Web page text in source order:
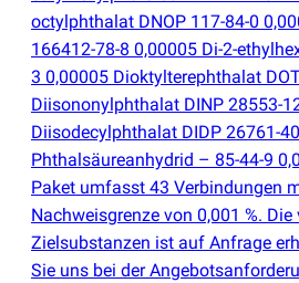
octylphthalat DNOP 117-84-0
166412-78-8 0,00005 Di-2-
3 0,00005 Dioktylterephthalat
Diisononylphthalat DINP 28553-
Diisodecylphthalat DIDP 26761-
Phthalsäureanhydrid – 85-44-9
Paket umfasst 43 Verbindungen
Nachweisgrenze von 0,001 %.
Zielsubstanzen ist auf Anfrage
Sie uns bei der